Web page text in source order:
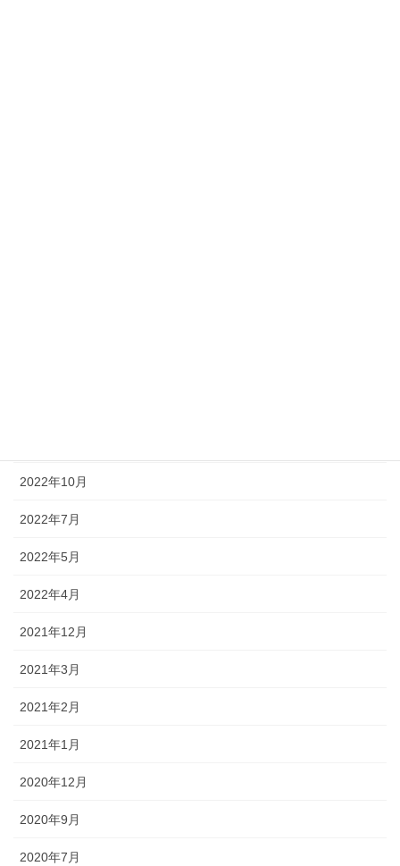
2022年10月
2022年7月
2022年5月
2022年4月
2021年12月
2021年3月
2021年2月
2021年1月
2020年12月
2020年9月
2020年7月